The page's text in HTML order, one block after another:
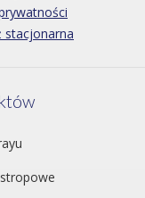
stacjonarna